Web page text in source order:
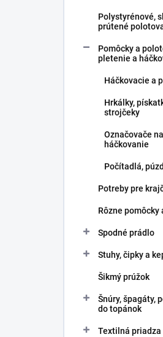
Polystyrénové,
prútené
Pomôcky a
pletenie a
Háčkovacie a
Hrkálky,
strojčeky
Označovače
háčkovanie
Počítadlá,
Potreby pre
Rôzne pomôcky
Spodné prádlo
Stuhy, čipky a
Šikmý prúžok
Šnúry, špagáty,
do topánok
Textilná priadza